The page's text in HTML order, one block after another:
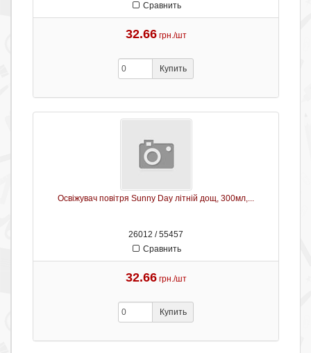
Сравнить
32.66 грн./шт
Купить
Освіжувач повітря Sunny Day літній дощ, 300мл,...
26012 / 55457
Сравнить
32.66 грн./шт
Купить